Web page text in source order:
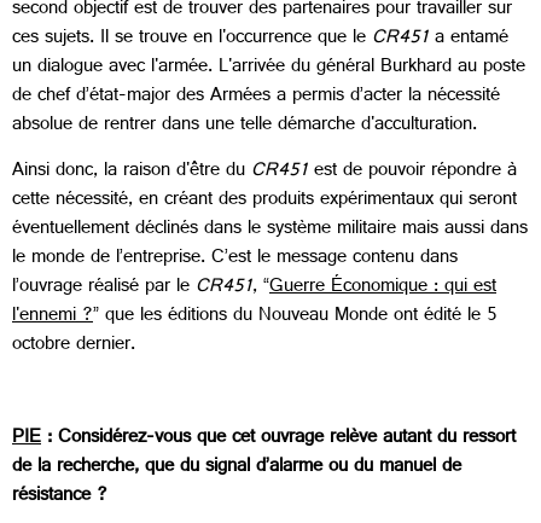
second objectif est de trouver des partenaires pour travailler sur
ces sujets. Il se trouve en l'occurrence que leCR451a entamé
un dialogue avec l'armée. L'arrivée du général Burkhard au poste
de chef d’état-major des Armées a permis d’acter la nécessité
absolue de rentrer dans une telle démarche d'acculturation.
Ainsi donc, la raison d'être duCR451est de pouvoir répondre à
cette nécessité, en créant des produits expérimentaux qui seront
éventuellement déclinés dans le système militaire mais aussi dans
le monde de l’entreprise. C’est le message contenu dans
l’ouvrage réalisé par leCR451, “Guerre Économique : qui est
l'ennemi ?” que les éditions du Nouveau Monde ont édité le 5
octobre dernier.
PIE: Considérez-vous que cet ouvrage relève autant du ressort
de la recherche, que du signal d’alarme ou du manuel de
résistance ?